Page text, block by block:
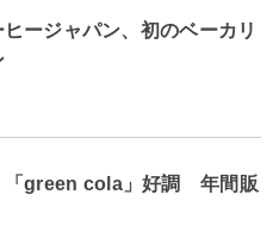
ヒージャパン、初のベーカリ
「green cola」好調 年間販